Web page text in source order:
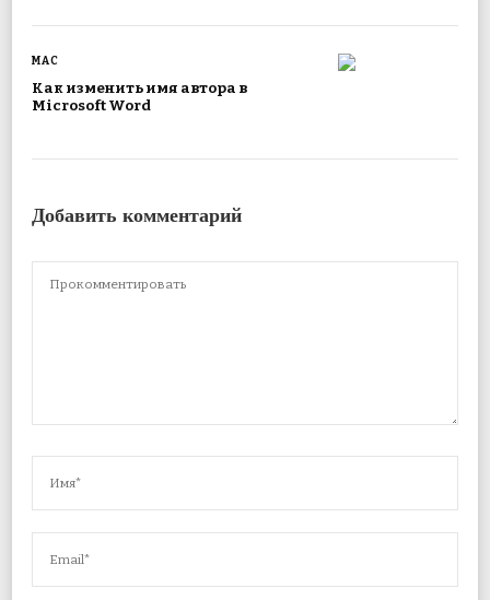
MAC
Как изменить имя автора в
Microsoft Word
Добавить комментарий